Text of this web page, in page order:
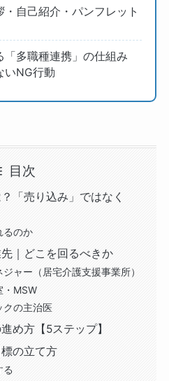
自己紹介・パンフレット
「多職種連携」の仕組み
いNG行動
目次
「売り込み」ではなく
るのか
｜どこを回るべきか
ャー（居宅介護支援事業所）
・MSW
クの主治医
め方【5ステップ】
の立て方
る